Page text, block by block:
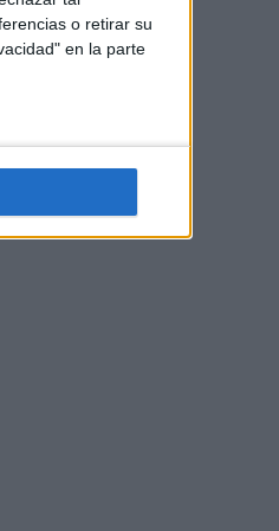
o retirar su
en la parte